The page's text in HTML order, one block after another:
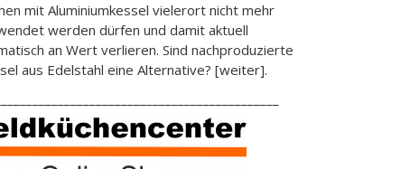
mit Aluminiumkessel vielerort nicht mehr
werden dürfen und damit aktuell
an Wert verlieren. Sind nachproduzierte
aus Edelstahl eine Alternative? [weiter].